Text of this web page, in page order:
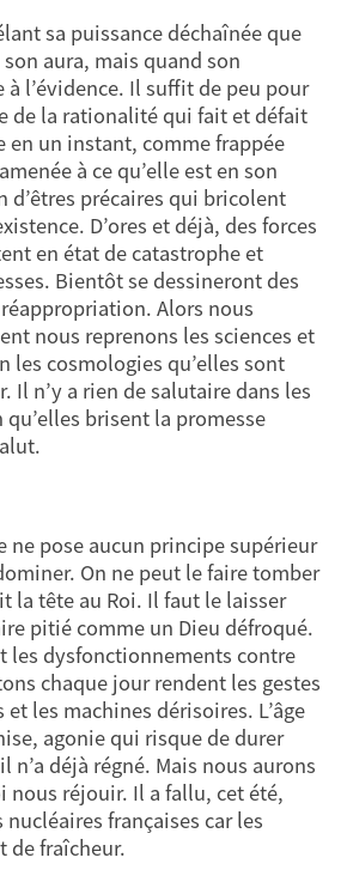
sa puissance déchaînée que
aura, mais quand son
l’évidence. Il suffit de peu pour
de la rationalité qui fait et défait
en un instant, comme frappée
à ce qu’elle est en son
d’êtres précaires qui bricolent
D’ores et déjà, des forces
en état de catastrophe et
Bientôt se dessineront des
Alors nous
nous reprenons les sciences et
les cosmologies qu’elles sont
Il n’y a rien de salutaire dans les
brisent la promesse
ne pose aucun principe supérieur
On ne peut le faire tomber
la tête au Roi. Il faut le laisser
pitié comme un Dieu défroqué.
les dysfonctionnements contre
chaque jour rendent les gestes
les machines dérisoires. L’âge
agonie qui risque de durer
n’a déjà régné. Mais nous aurons
nous réjouir. Il a fallu, cet été,
françaises car les
de fraîcheur.